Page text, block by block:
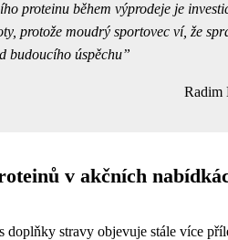
proteinu během výprodeje je
protože moudrý sportovec ví, že
budoucího úspěchu
Radim
v akčních
doplňky stravy objevuje stále více